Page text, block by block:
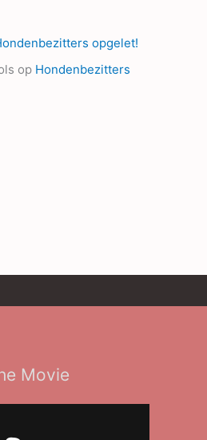
opgelet!
op Hondenbezitters
Movie